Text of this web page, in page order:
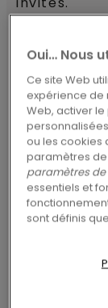
Le
sol
Il y a un
Les
Oui… Nous
Ce site Web
expérience de
Web, activer
ou les cookies
paramètres
paramètres de
essentiels et
sont définis